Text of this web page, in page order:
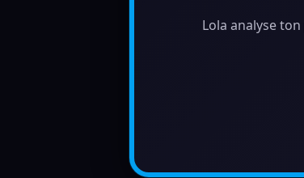
Lola analyse